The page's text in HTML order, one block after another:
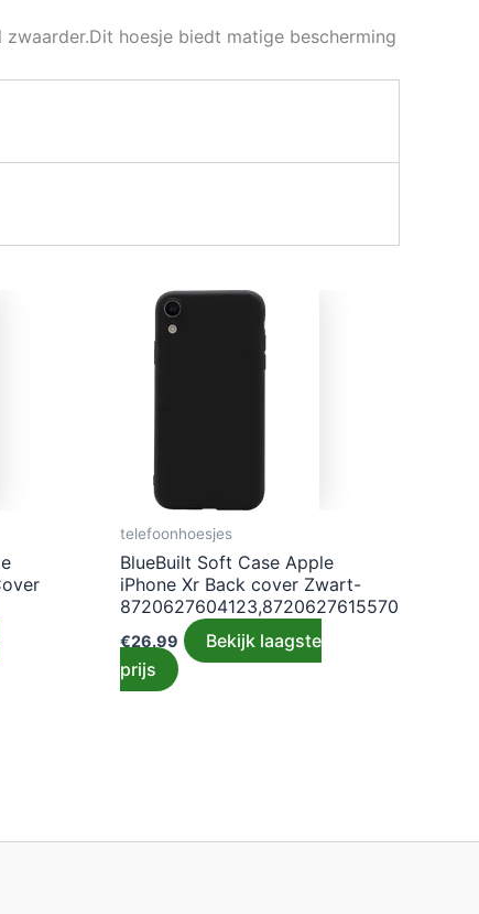
hoesje biedt matige bescherming
telefoonhoesjes
BlueBuilt Soft Case Apple
iPhone Xr Back cover Zwart-
8720627604123,8720627615570
€26.99
Bekijk laagste
prijs